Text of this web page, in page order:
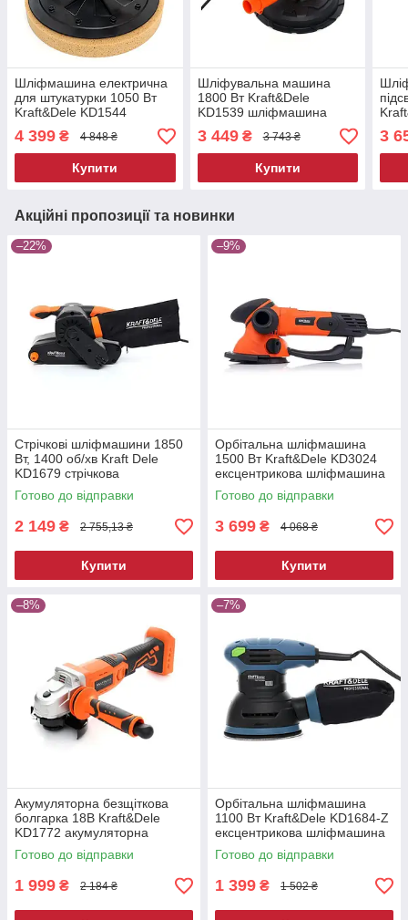
Шліфмашина електрична
для штукатурки 1050 Вт
Kraft&Dele KD1544
шліфувальний верстат
для гіпсу
4 399 ₴ 4 848 ₴
Купити
Шліфувальна машина
1800 Вт Kraft&Dele
KD1539 шліфмашина
3 449₴ 3 743 ₴
Купити
3
Акційні пропозиції та новинки
–22%
Стрічкові шліфмашини 1850
Вт, 1400 об/хв Kraft Dele
KD1679 стрічкова
шліфувальна машина
Готово до відправки
2 149 ₴ 2 755,13 ₴
Купити
–9%
Орбітальна шліфмашина
1500 Вт Kraft&Dele KD3024
ексцентрикова шліфмашина
Готово до відправки
3 699 ₴ 4 068 ₴
Купити
–8%
Акумуляторна безщіткова
болгарка 18В Kraft&Dele
KD1772 акумуляторна
болгарка
Готово до відправки
1 999 ₴ 2 184 ₴
–7%
Орбітальна шліфмашина
1100 Вт Kraft&Dele KD1684-Z
ексцентрикова шліфмашина
Готово до відправки
1 399 ₴ 1 502 ₴